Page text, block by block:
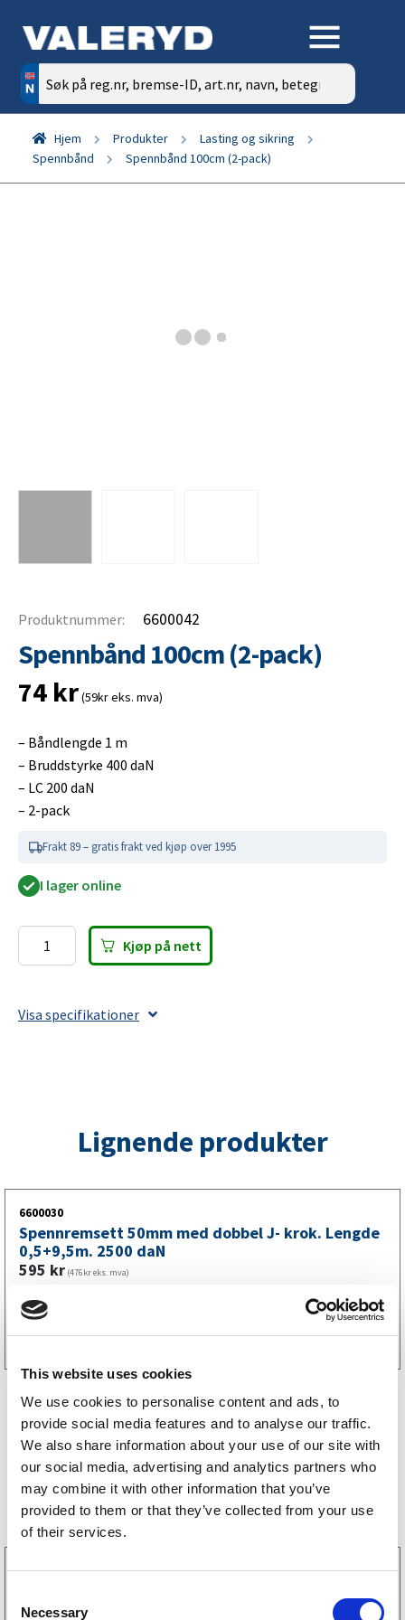
This website uses cookies
We use cookies to personalise content and ads, to
provide social media features and to analyse our traffic.
We also share information about your use of our site with
our social media, advertising and analytics partners who
may combine it with other information that you’ve
provided to them or that they’ve collected from your use
of their services.
Necessary
Søk
etter:
Hjem Produkter
Lasting og sikring
Spennbånd
Spennbånd 100cm (2-pack)
Produktnummer: 6600042
Spennbånd 100cm (2-pack)
74 kr(59kr eks. mva)
– Båndlengde 1 m
– Bruddstyrke 400 daN
– LC 200 daN
– 2-pack
Frakt 89 – gratis frakt ved kjøp over 1995
I lager online
Spennbånd
pack)
Kjøp på nett
Visa specifikationer
Lignende produkter
6600030
Spennremsett 50mm med dobbel J- krok. Lengde
0,5+9,5m. 2500 daN
595 kr (476kr eks. mva)
Bestselgere
3160052
256kr(205kr eks. mva)